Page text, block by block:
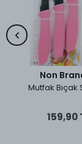
Non
Mutfak Bıçak
159,90